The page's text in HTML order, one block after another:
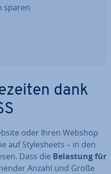
sparen
dank
oder Ihren Webshop
auf Style­sheets – in den
Dass die Belastung für
Anzahl und Größe